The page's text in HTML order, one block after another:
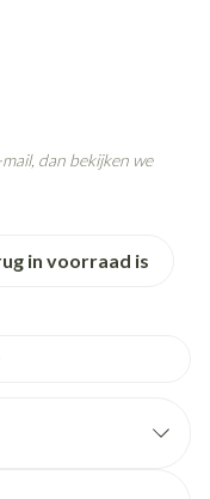
in voorraad is
dan bekijken we